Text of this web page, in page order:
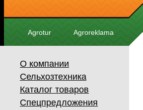
Agrotur Agroreklama
О компании
Сельхозтехника
Каталог товаров
Спецпредложения